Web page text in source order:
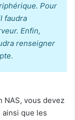
Pour
faudra
Enfin,
renseigner
.
NAS, vous devez
que les